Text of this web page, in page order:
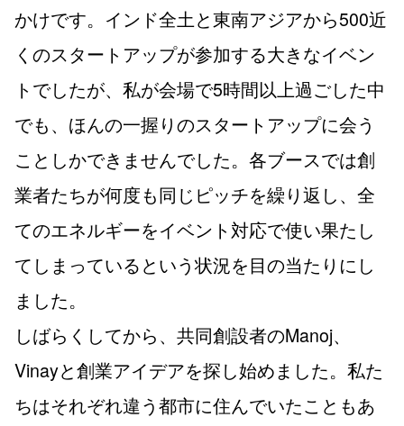
かけです。インド全土と東南アジアから500近
くのスタートアップが参加する大きなイベン
トでしたが、私が会場で5時間以上過ごした中
でも、ほんの一握りのスタートアップに会う
ことしかできませんでした。各ブースでは創
業者たちが何度も同じピッチを繰り返し、全
てのエネルギーをイベント対応で使い果たし
てしまっているという状況を目の当たりにし
ました。
しばらくしてから、共同創設者のManoj、
Vinayと創業アイデアを探し始めました。私た
ちはそれぞれ違う都市に住んでいたこともあ